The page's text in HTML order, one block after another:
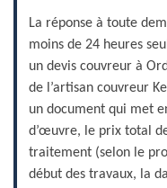
La réponse à toute
moins de 24 heures
un devis couvreur à
de l’artisan couvreur
un document qui met
d’œuvre, le prix total
traitement (selon le
début des travaux, la